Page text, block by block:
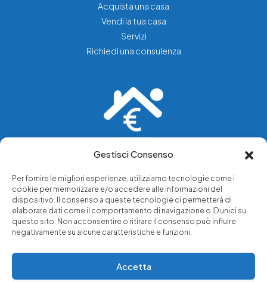
Gestisci Consenso
Per fornire le migliori esperienze, utilizziamo tecnologie come i
cookie per memorizzare e/o accedere alle informazioni del
dispositivo. Il consenso a queste tecnologie ci permetterà di
elaborare dati come il comportamento di navigazione o ID unici su
questo sito. Non acconsentire o ritirare il consenso può influire
negativamente su alcune caratteristiche e funzioni.
Accetta
Acquista una casa
Vendi la tua casa
Servizi
Richiedi una consulenza
Chi siamo
Servizi di tutela legale
Notizie e approfondimenti